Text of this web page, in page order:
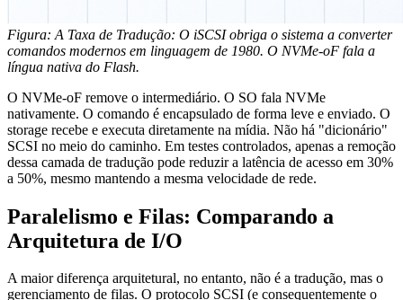
Figura: A Taxa de Tradução: O iSCSI obriga o sistema a converter
comandos modernos em linguagem de 1980. O NVMe-oF fala a
língua nativa do Flash.
O NVMe-oF remove o intermediário. O SO fala NVMe
nativamente. O comando é encapsulado de forma leve e enviado. O
storage recebe e executa diretamente na mídia. Não há "dicionário"
SCSI no meio do caminho. Em testes controlados, apenas a remoção
dessa camada de tradução pode reduzir a latência de acesso em 30%
a 50%, mesmo mantendo a mesma velocidade de rede.
Paralelismo e Filas: Comparando a
Arquitetura de I/O
A maior diferença arquitetural, no entanto, não é a tradução, mas o
gerenciamento de filas. O protocolo SCSI (e consequentemente o